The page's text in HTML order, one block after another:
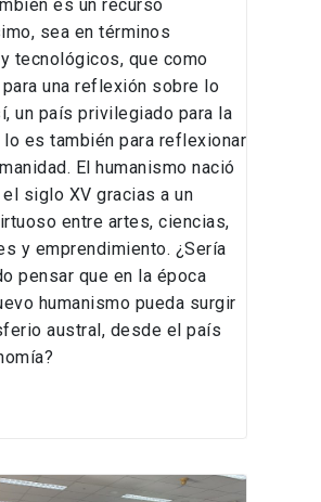
es un recurso
sea en términos
tecnológicos, que como
una reflexión sobre lo
un país privilegiado para la
lo es también para reflexionar
El humanismo nació
siglo XV gracias a un
entre artes, ciencias,
y emprendimiento. ¿Sería
pensar que en la época
humanismo pueda surgir
austral, desde el país